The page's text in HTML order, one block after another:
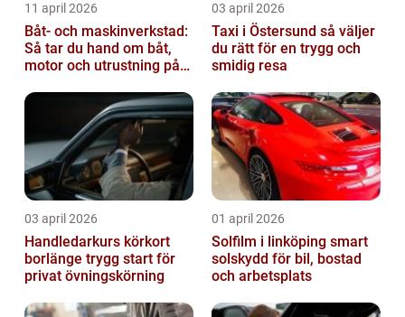
11 april 2026
Båt- och maskinverkstad:
Så tar du hand om båt,
motor och utrustning på
03 april 2026
Taxi i Östersund så väljer
du rätt för en trygg och
smidig resa
03 april 2026
Handledarkurs körkort
borlänge trygg start för
privat övningskörning
01 april 2026
Solfilm i linköping smart
solskydd för bil, bostad
och arbetsplats